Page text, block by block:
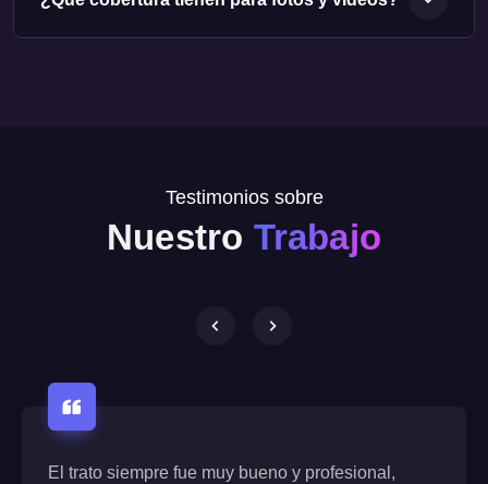
Testimonios sobre
Nuestro Trabajo
El trato siempre fue muy bueno y profesional,